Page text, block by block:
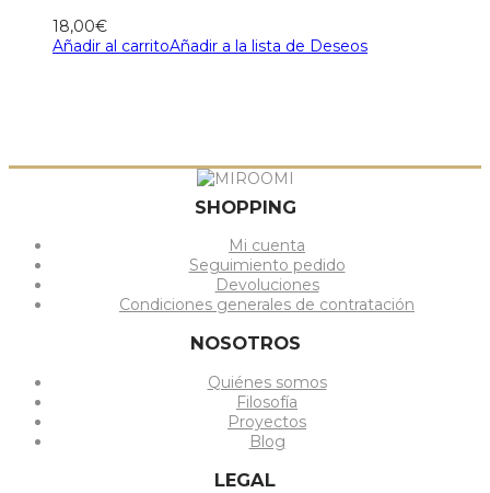
18,00€
Añadir al carritoAñadir a la lista de Deseos
SHOPPING
Mi cuenta
Seguimiento pedido
Devoluciones
Condiciones generales de contratación
NOSOTROS
Quiénes somos
Filosofía
Proyectos
Blog
LEGAL